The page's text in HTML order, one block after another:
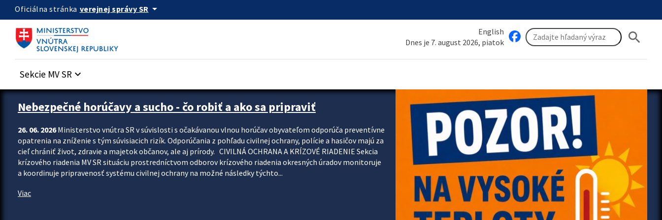
Preskocit na hlavný obsah
Oficiálna stránka verejnej správy SR arrow_drop_down
English
Dnes je 7. august 2026, piatok
search
Sekcie MV SR keyboard_arrow_down
Zastavit automatický posun upútavok
Nebezpečné horúčavy a sucho - čo robiť a ako sa pripraviť
26. 06. 2026Ministerstvo vnútra SR v súvislosti s očakávanou vlnou horúčav obyvateľom odporúča preventívne
opatrenia na zníženie s tým súvisiacich rizík. Odporúčania z pohľadu civilnej ochrany, polície a hasičov majú za
cieľ chrániť život, zdravie a majetok občanov, ale aj prírody. CIVILNÁ OCHRANA A KRÍZOVÉ RIADENIE Sekcia
krízového riadenia MV SR situáciu prostredníctvom odborov krízového riadenia okresných úradov monitoruje
a koordinuje pripravenosť systému civilnej ochrany na možné následky týchto...
Viac